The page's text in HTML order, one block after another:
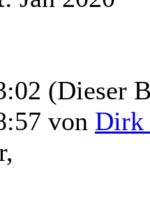
(Dieser
von Dirk